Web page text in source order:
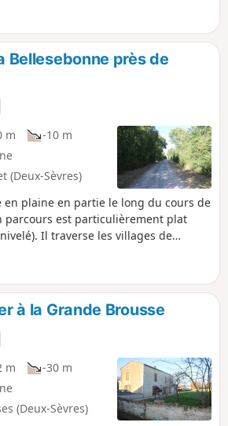
partie emprunte un chemin qui
la monotonie que l'on ressent
Bellesebonne près de
m
-10 m
(Deux-Sèvres)
en plaine en partie le long du cours de
parcours est particulièrement plat
Il traverse les villages de
à la Grande Brousse
m
-30 m
(Deux-Sèvres)